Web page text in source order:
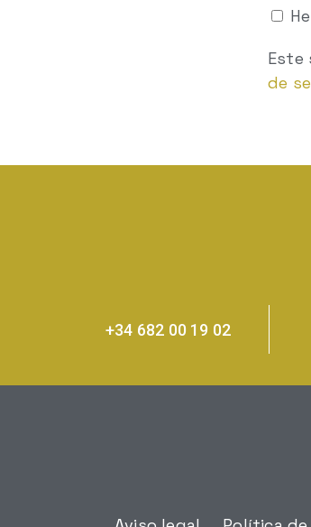
Este
de
+34 682 00 19 02